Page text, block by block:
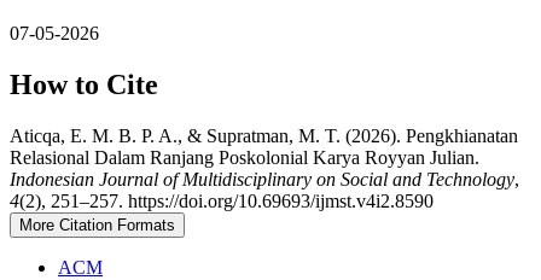
07-05-2026
How to Cite
Aticqa, E. M. B. P. A., & Supratman, M. T. (2026). Pengkhianatan
Relasional Dalam Ranjang Poskolonial Karya Royyan Julian.
Indonesian Journal of Multidisciplinary on Social and Technology,
4(2), 251–257. https://doi.org/10.69693/ijmst.v4i2.8590
More Citation Formats
ACM